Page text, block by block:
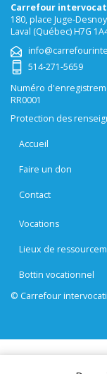
Carrefour
180, place Juge-
Laval (Québec) H7G
514-271-5659
Numéro
RR0001
Protection des
Accueil
Faire un don
Contact
Vocations
Lieux de
Bottin vocationnel
© Carrefour